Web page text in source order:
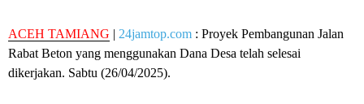
ACEH TAMIANG | 24jamtop.com : Proyek Pembangunan Jalan
Rabat Beton yang menggunakan Dana Desa telah selesai
dikerjakan. Sabtu (26/04/2025).